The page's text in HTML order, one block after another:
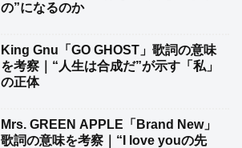
の”になるのか
King Gnu「GO GHOST」歌詞の意味
を考察｜“人生は合成だ”が示す「私」
の正体
Mrs. GREEN APPLE「Brand New」
歌詞の意味を考察｜“I love youの先